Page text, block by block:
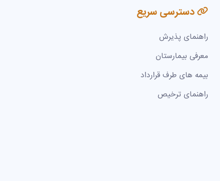
دسترسی سریع
راهنمای پذیرش
معرفی بیمارستان
بیمه های طرف قرارداد
راهنمای ترخیص